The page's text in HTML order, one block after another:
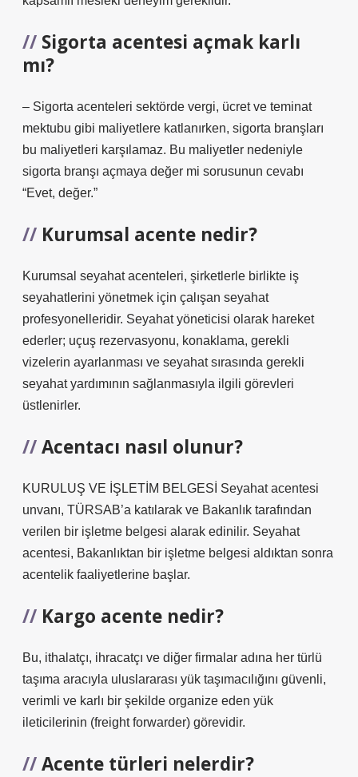
Sigorta acentesi açmak karlı
mı?
– Sigorta acenteleri sektörde vergi, ücret ve teminat
mektubu gibi maliyetlere katlanırken, sigorta branşları
bu maliyetleri karşılamaz. Bu maliyetler nedeniyle
sigorta branşı açmaya değer mi sorusunun cevabı
“Evet, değer.”
Kurumsal acente nedir?
Kurumsal seyahat acenteleri, şirketlerle birlikte iş
seyahatlerini yönetmek için çalışan seyahat
profesyonelleridir. Seyahat yöneticisi olarak hareket
ederler; uçuş rezervasyonu, konaklama, gerekli
vizelerin ayarlanması ve seyahat sırasında gerekli
seyahat yardımının sağlanmasıyla ilgili görevleri
üstlenirler.
Acentacı nasıl olunur?
KURULUŞ VE İŞLETİM BELGESİ Seyahat acentesi
unvanı, TÜRSAB’a katılarak ve Bakanlık tarafından
verilen bir işletme belgesi alarak edinilir. Seyahat
acentesi, Bakanlıktan bir işletme belgesi aldıktan sonra
acentelik faaliyetlerine başlar.
Kargo acente nedir?
Bu, ithalatçı, ihracatçı ve diğer firmalar adına her türlü
taşıma aracıyla uluslararası yük taşımacılığını güvenli,
verimli ve karlı bir şekilde organize eden yük
ileticilerinin (freight forwarder) görevidir.
Acente türleri nelerdir?